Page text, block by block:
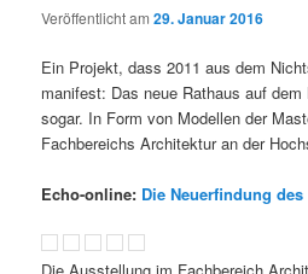
Veröffentlicht am29. Januar 2016
Ein Projekt, dass 2011 aus dem
manifest: Das neue Rathaus auf
sogar. In Form von Modellen der
Fachbereichs Architektur an der
Echo-online: Die Neuerfindung des